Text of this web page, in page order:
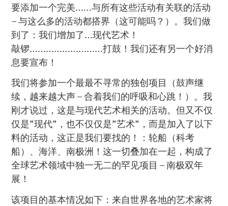
要添加一个完美……与所有这些活动有关联的活动
– 与这么多的活动都搭界（这可能吗？）。我们做
到了：我们增加了…现代艺术！
敲锣………………………打鼓！我们还有另一个好消
息要宣布！
我们将参加一个最最不寻常的独创项目（鼓声继
续，越来越大声 – 合着我们的呼吸和心跳！）。我
刚才说过，这是与现代艺术相关的活动。但又不仅
仅是”现代”，也不仅仅是”艺术”，而是加入了以下
料的活动，这正是我们要找的！：轮船（科考
船）、海洋、南极洲！这一切叠加在一起，构成了
全球艺术领域中独一无二的罕见项目 – 南极双年
展！
该项目的基本情况如下：来自世界各地的艺术家将